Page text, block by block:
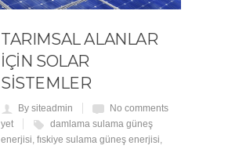
TARIMSAL ALANLAR
IÇIN SOLAR
SISTEMLER
By siteadmin
No comments
yet
damlama sulama güneş
enerjisi, fıskiye sulama güneş enerjisi,